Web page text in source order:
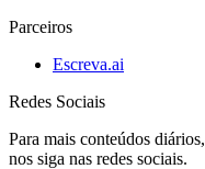
Parceiros
Escreva.ai
Redes Sociais
Para mais conteúdos diários,
nos siga nas redes sociais.